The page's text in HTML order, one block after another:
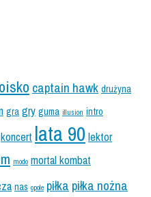
captain hawk drużyna
gra gry guma illusion intro
koncert lata 90 lektor
modo mortal kombat
nas opole piłka piłka nożna